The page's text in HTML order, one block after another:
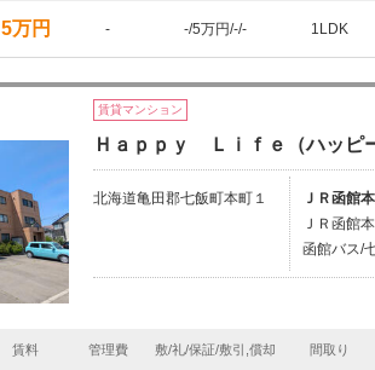
5万円 - -/5万円/-/- 1LDK
賃貸マンション
Ｈａｐｐｙ Ｌｉｆｅ（ハッピ
北海道亀田郡七飯町本町１
ＪＲ函館
ＪＲ函館
函館バス/
賃料 管理費 敷/礼/保証/敷引,償却 間取り